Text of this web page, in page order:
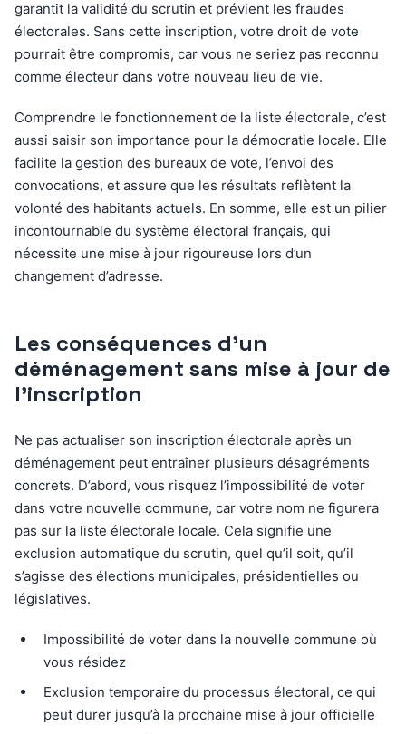
garantit la validité du scrutin et prévient les fraudes
électorales. Sans cette inscription, votre droit de vote
pourrait être compromis, car vous ne seriez pas reconnu
comme électeur dans votre nouveau lieu de vie.
Comprendre le fonctionnement de la liste électorale, c’est
aussi saisir son importance pour la démocratie locale. Elle
facilite la gestion des bureaux de vote, l’envoi des
convocations, et assure que les résultats reflètent la
volonté des habitants actuels. En somme, elle est un pilier
incontournable du système électoral français, qui
nécessite une mise à jour rigoureuse lors d’un
changement d’adresse.
Les conséquences d’un
déménagement sans mise à jour de
l’inscription
Ne pas actualiser son inscription électorale après un
déménagement peut entraîner plusieurs désagréments
concrets. D’abord, vous risquez l’impossibilité de voter
dans votre nouvelle commune, car votre nom ne figurera
pas sur la liste électorale locale. Cela signifie une
exclusion automatique du scrutin, quel qu’il soit, qu’il
s’agisse des élections municipales, présidentielles ou
législatives.
Impossibilité de voter dans la nouvelle commune où
vous résidez
Exclusion temporaire du processus électoral, ce qui
peut durer jusqu’à la prochaine mise à jour officielle